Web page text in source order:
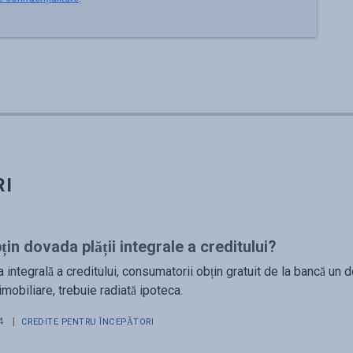
dovada plății integrale a creditului?
integrală a creditului, consumatorii obțin gratuit de la bancă un
trebuie radiată ipoteca.
| CREDITE PENTRU ÎNCEPĂTORI